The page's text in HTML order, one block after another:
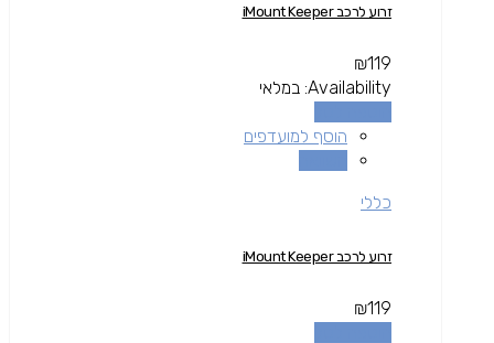
זרוע לרכב iMount Keeper
₪119
Availability: במלאי
הוסף למועדפים
כללי
זרוע לרכב iMount Keeper
₪119